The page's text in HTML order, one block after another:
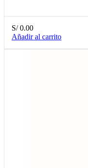
S/0.00
Añadir al carrito